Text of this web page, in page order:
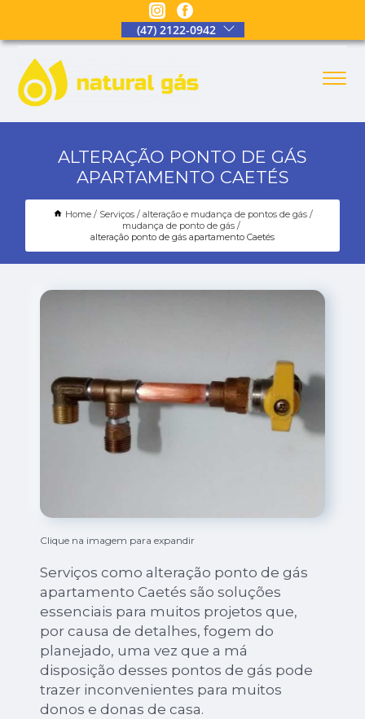
(47) 2122-0942
ALTERAÇÃO PONTO DE GÁS
APARTAMENTO CAETÉS
Home Serviços
alteração e mudança de pontos de gás
mudança de ponto de gás
alteração ponto de gás apartamento Caetés
Clique na imagem para expandir
Serviços como alteração ponto de gás
apartamento Caetés são soluções
essenciais para muitos projetos que,
por causa de detalhes, fogem do
planejado, uma vez que a má
disposição desses pontos de gás pode
trazer inconvenientes para muitos
donos e donas de casa.